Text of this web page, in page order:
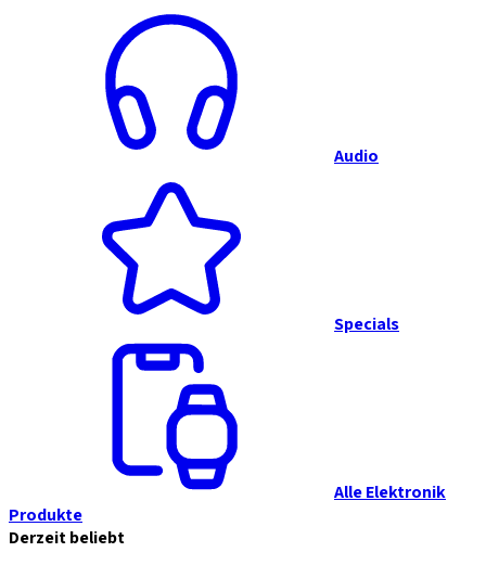
Audio
Specials
Alle Elektronik
Produkte
Derzeit beliebt